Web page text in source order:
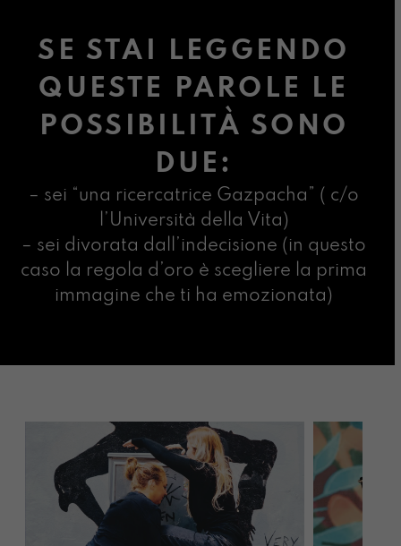
SE STAI LEGGENDO
QUESTE PAROLE LE
POSSIBILITÀ SONO
DUE:
– sei “una ricercatrice Gazpacha” ( c/o
l’Università della Vita)
– sei divorata dall’indecisione (in questo
caso la regola d’oro è scegliere la prima
immagine che ti ha emozionata)